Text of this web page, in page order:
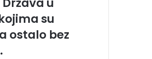
su
ostalo bez